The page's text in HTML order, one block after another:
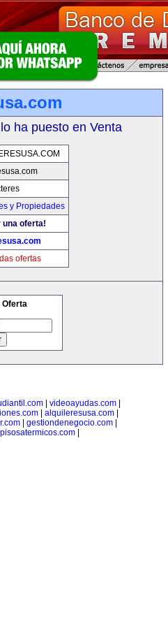
ha puesto en Venta
y Propiedades
una oferta!
ofertas
Oferta
videoayudas.com
| alquileresusa.com|
gestiondenegocio.com
pisosatermicos.com